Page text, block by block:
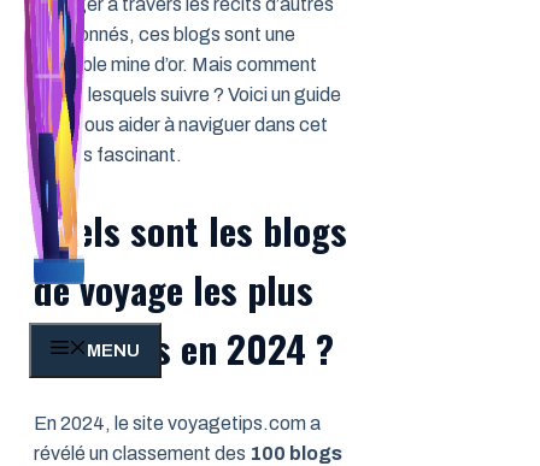
MENU
voyager à travers les récits d’autres
passionnés, ces blogs sont une
véritable mine d’or. Mais comment
savoir lesquels suivre ? Voici un guide
pour vous aider à naviguer dans cet
univers fascinant.
Quels sont les blogs
de voyage les plus
influents en 2024 ?
En 2024, le site voyagetips.com a
révélé un classement des 100 blogs